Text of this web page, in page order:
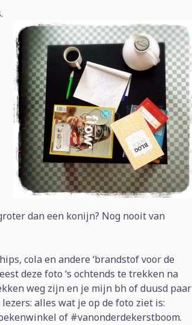
dan een konijn? Nog nooit van
cola en andere ‘brandstof voor de
deze foto ‘s ochtends te trekken na
weg zijn en je mijn bh of duusd paar
alles wat je op de foto ziet is:
of #vanonderdekerstboom.